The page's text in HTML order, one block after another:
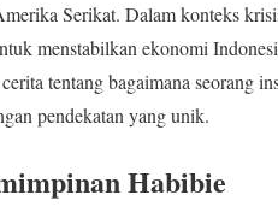
Serikat. Dalam konteks
menstabilkan ekonomi
tentang bagaimana seorang
pendekatan yang unik.
Habibie